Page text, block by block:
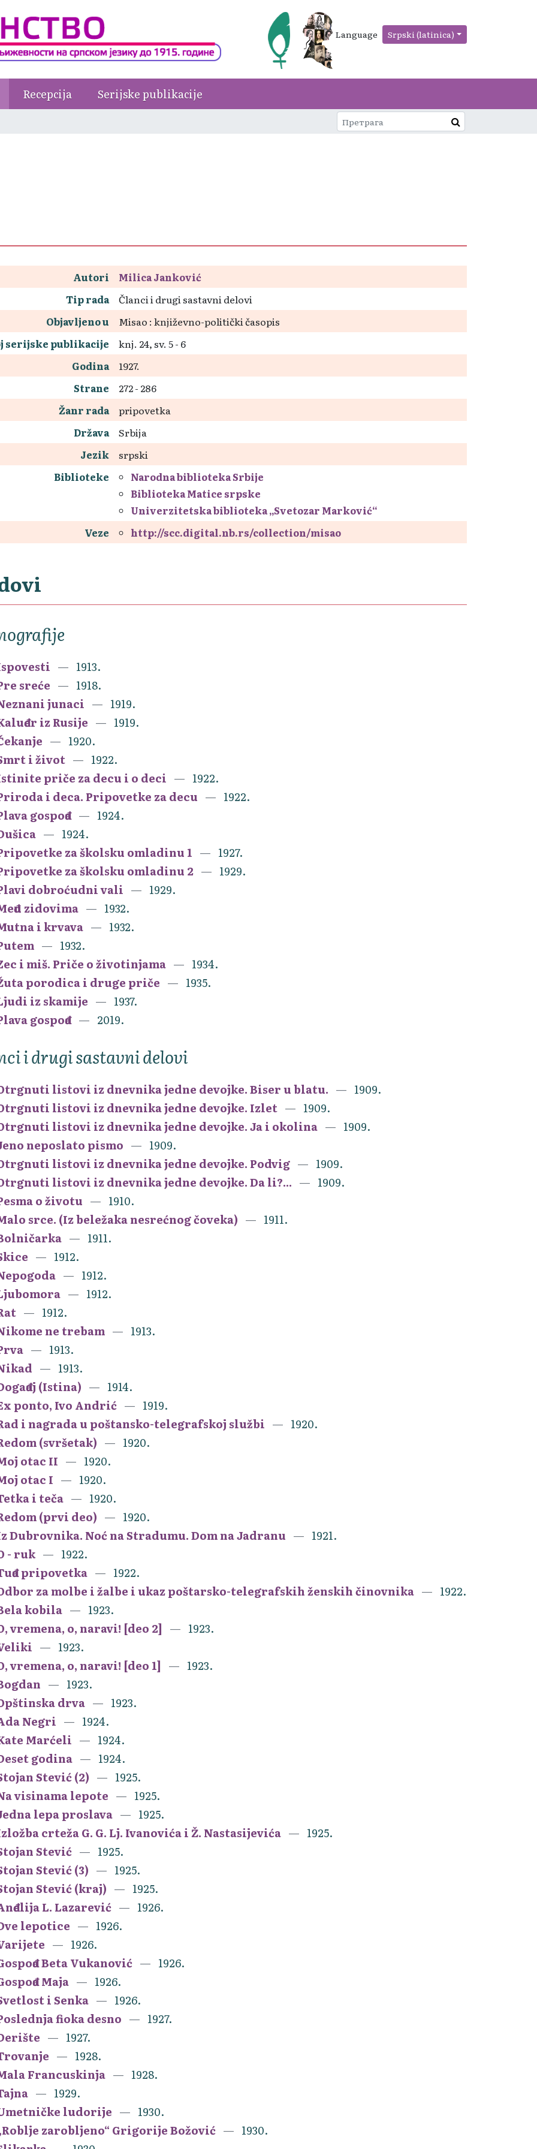
Language Srpski (latinica)
Recepcija Serijske publikacije
Autori
Milica Janković
Tip rada
Članci i drugi sastavni delovi
Objavljeno u
Misao : književno-politički časopis
serijske publikacije
knj. 24, sv. 5 - 6
Godina
1927.
Strane
272 - 286
Žanr rada
pripovetka
Država
Srbija
Jezik
srpski
Biblioteke
Narodna biblioteka Srbije
Biblioteka Matice srpske
Univerzitetska biblioteka „Svetozar Marković“
Veze
http://scc.digital.nb.rs/collection/misao
1913.
sreće
1918.
junaci
1919.
iz Rusije
1919.
1920.
i život
1922.
priče za decu i o deci
1922.
i deca. Pripovetke za decu
1922.
gospođa
1924.
1924.
za školsku omladinu 1
1927.
za školsku omladinu 2
1929.
dobroćudni vali
1929.
zidovima
1932.
i krvava
1932.
1932.
i miš. Priče o životinjama
1934.
porodica i druge priče
1935.
iz skamije
1937.
gospođa
2019.
i drugi sastavni delovi
listovi iz dnevnika jedne devojke. Biser u blatu.
1909.
listovi iz dnevnika jedne devojke. Izlet
1909.
listovi iz dnevnika jedne devojke. Ja i okolina
1909.
neposlato pismo
1909.
listovi iz dnevnika jedne devojke. Podvig
1909.
listovi iz dnevnika jedne devojke. Da li?...
1909.
o životu
1910.
srce. (Iz beležaka nesrećnog čoveka)
1911.
1911.
1912.
1912.
1912.
1912.
ne trebam
1913.
1913.
1913.
(Istina)
1914.
ponto, Ivo Andrić
1919.
i nagrada u poštansko-telegrafskoj službi
1920.
(svršetak)
1920.
otac II
1920.
otac I
1920.
i teča
1920.
(prvi deo)
1920.
Dubrovnika. Noć na Stradumu. Dom na Jadranu
1921.
- ruk
1922.
pripovetka
1922.
za molbe i žalbe i ukaz poštarsko-telegrafskih ženskih činovnika
1922.
kobila
1923.
vremena, o, naravi! [deo 2]
1923.
1923.
vremena, o, naravi! [deo 1]
1923.
1923.
drva
1923.
Negri
1924.
Marćeli
1924.
godina
1924.
Stević (2)
1925.
visinama lepote
1925.
lepa proslava
1925.
crteža G. G. Lj. Ivanovića i Ž. Nastasijevića
1925.
Stević
1925.
Stević (3)
1925.
Stević (kraj)
1925.
L. Lazarević
1926.
lepotice
1926.
1926.
Beta Vukanović
1926.
Maja
1926.
i Senka
1926.
fioka desno
1927.
1927.
1928.
Francuskinja
1928.
1929.
ludorije
1930.
zarobljeno“ Grigorije Božović
1930.